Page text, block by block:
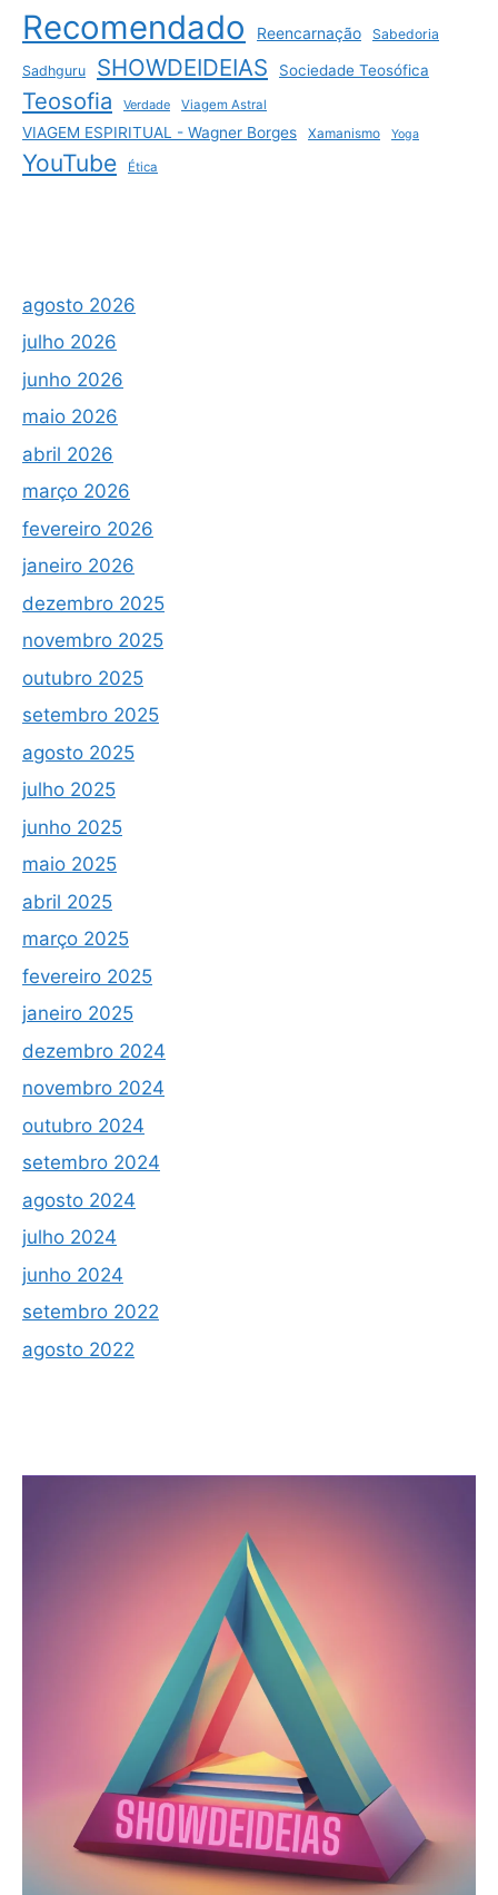
Recomendado Reencarnação Sabedoria
Sadhguru SHOWDEIDEIAS Sociedade Teosófica
Teosofia Verdade Viagem Astral
VIAGEM ESPIRITUAL - Wagner Borges Xamanismo Yoga
YouTube Ética
agosto 2026
julho 2026
junho 2026
maio 2026
abril 2026
março 2026
fevereiro 2026
janeiro 2026
dezembro 2025
novembro 2025
outubro 2025
setembro 2025
agosto 2025
julho 2025
junho 2025
maio 2025
abril 2025
março 2025
fevereiro 2025
janeiro 2025
dezembro 2024
novembro 2024
outubro 2024
setembro 2024
agosto 2024
julho 2024
junho 2024
setembro 2022
agosto 2022